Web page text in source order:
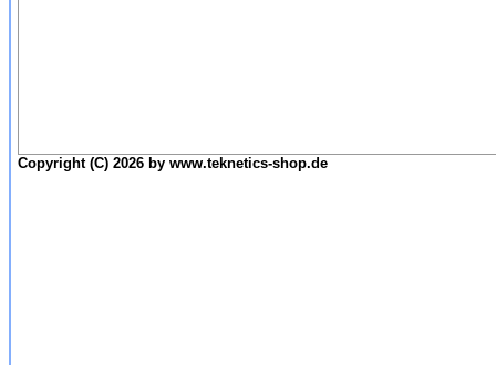
Copyright (C) 2026 by www.teknetics-shop.de